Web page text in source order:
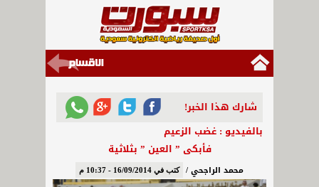
شارك هذا الخبر!
بالفيديو : غضب الزعيم
فأبكى ” العين ” بثلاثية
محمد الراجحي / كتب في 16/09/2014 - 10:37 م